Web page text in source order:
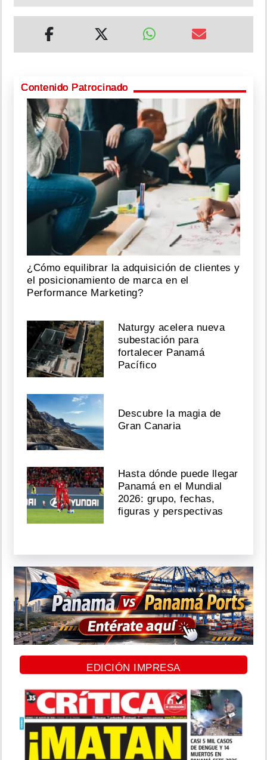
Contenido Patrocinado
¿Cómo equilibrar la adquisición de clientes y
el posicionamiento de marca en el
Performance Marketing?
Naturgy acelera nueva
subestación para
fortalecer Panamá
Pacífico
Descubre la magia de
Gran Canaria
Hasta dónde puede llegar
Panamá en el Mundial
2026: grupo, fechas,
figuras y perspectivas
EDICIÓN IMPRESA